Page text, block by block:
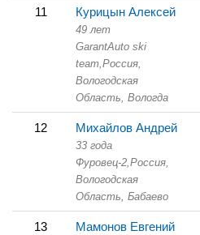
11 Курицын Алексей
49 лет
GarantAuto ski
team,Россия,
Вологодская
Область, Вологда
12 Михайлов Андрей
33 года
Фуровец-2,Россия,
Вологодская
Область, Бабаево
13 Мамонов Евгений